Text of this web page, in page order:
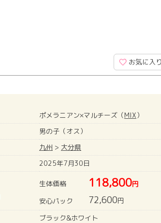
お気に入
ポメラニアン×マルチーズ（MIX）
男の子（オス）
九州 > 大分県
2025年7月30日
生体価格 118,800円
安心パック
72,600円
ブラック&ホワイト